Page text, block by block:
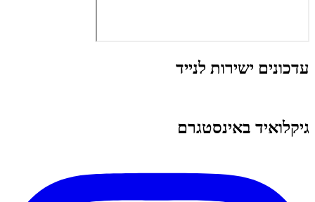
עדכונים ישירות לנייד
גיקלואיד באינסטגרם